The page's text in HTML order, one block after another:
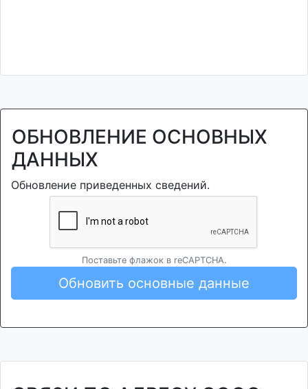
ОБНОВЛЕНИЕ ОСНОВНЫХ
ДАННЫХ
Обновление приведенных сведений.
Поставьте флажок в reCAPTCHA.
Обновить основные данные